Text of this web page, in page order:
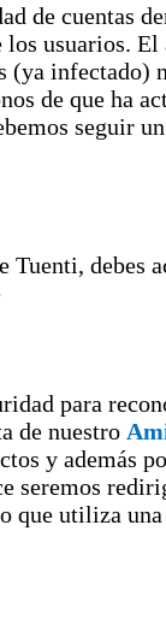
de cuentas
usuarios. El
(ya infectado)
de que ha
seguir
Tuenti, debes
para
de nuestro
y además
seremos
que utiliza